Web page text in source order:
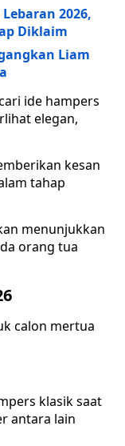
2026,
Diklaim
Liam
ide hampers
elegan,
kesan
tahap
menunjukkan
orang tua
calon mertua
klasik saat
antara lain